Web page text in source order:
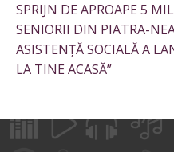
SPRIJN DE APROAPE 5
SENIORII DIN PIATRA-
ASISTENȚĂ SOCIALĂ A
LA TINE ACASĂ”